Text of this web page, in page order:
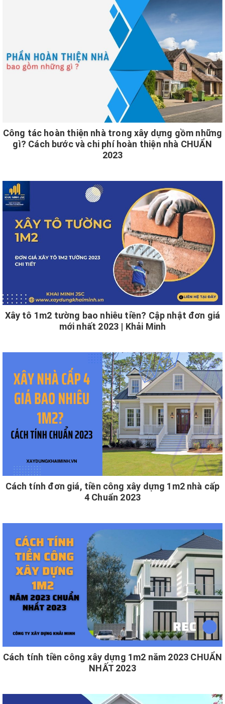
Công tác hoàn thiện nhà trong xây dựng gồm những
gì? Cách bước và chi phí hoàn thiện nhà CHUẨN
2023
Xây tô 1m2 tường bao nhiêu tiền? Cập nhật đơn giá
mới nhất 2023 | Khải Minh
Cách tính đơn giá, tiền công xây dựng 1m2 nhà cấp
4 Chuẩn 2023
Cách tính tiền công xây dựng 1m2 năm 2023 CHUẨN
NHẤT 2023